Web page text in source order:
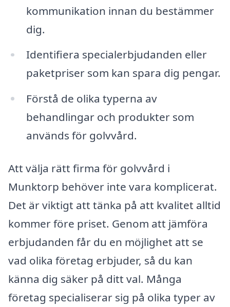
kommunikation innan du bestämmer
dig.
Identifiera specialerbjudanden eller
paketpriser som kan spara dig pengar.
Förstå de olika typerna av
behandlingar och produkter som
används för golvvård.
Att välja rätt firma för golvvård i
Munktorp behöver inte vara komplicerat.
Det är viktigt att tänka på att kvalitet alltid
kommer före priset. Genom att jämföra
erbjudanden får du en möjlighet att se
vad olika företag erbjuder, så du kan
känna dig säker på ditt val. Många
företag specialiserar sig på olika typer av